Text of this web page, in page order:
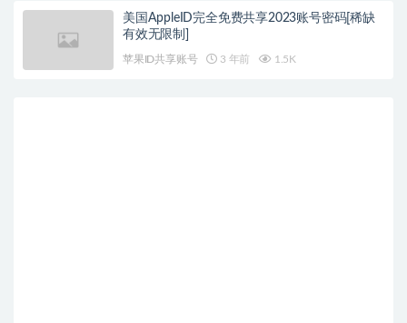
美国AppleID完全免费共享2023账号密码[稀缺
有效无限制]
苹果ID共享账号 3 年前 1.5K